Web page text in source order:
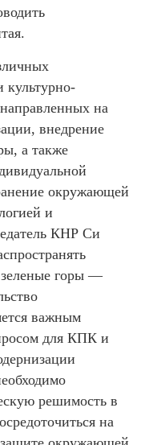
культурно-
на
внедрение
а также
окружающей
и
КНР Си
горы —
важным
для КПК и
решимость в
на